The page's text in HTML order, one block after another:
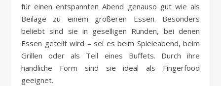
für einen entspannten Abend genauso gut wie als
Beilage zu einem größeren Essen. Besonders
beliebt sind sie in geselligen Runden, bei denen
Essen geteilt wird – sei es beim Spieleabend, beim
Grillen oder als Teil eines Buffets. Durch ihre
handliche Form sind sie ideal als Fingerfood
geeignet.